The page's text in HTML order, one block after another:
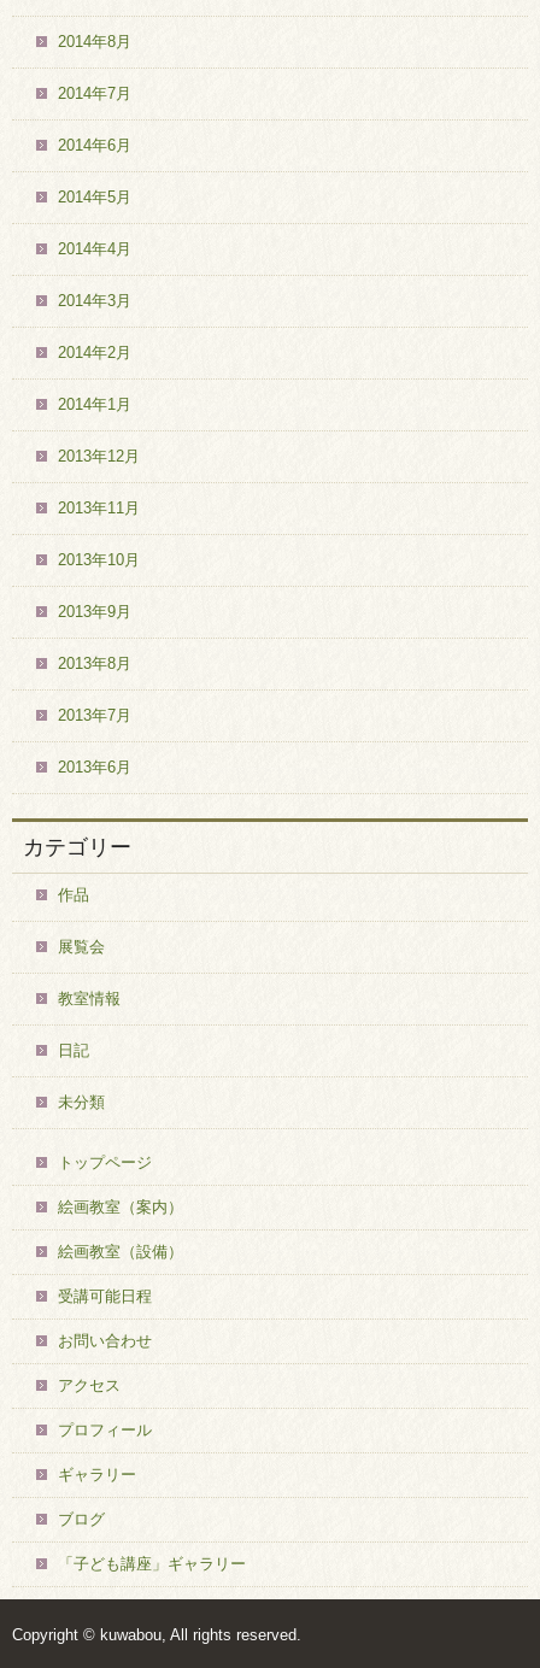
2014年8月
2014年7月
2014年6月
2014年5月
2014年4月
2014年3月
2014年2月
2014年1月
2013年12月
2013年11月
2013年10月
2013年9月
2013年8月
2013年7月
2013年6月
カテゴリー
作品
展覧会
教室情報
日記
未分類
トップページ
絵画教室（案内）
絵画教室（設備）
受講可能日程
お問い合わせ
アクセス
プロフィール
ギャラリー
ブログ
「子ども講座」ギャラリー
Copyright © kuwabou, All rights reserved.